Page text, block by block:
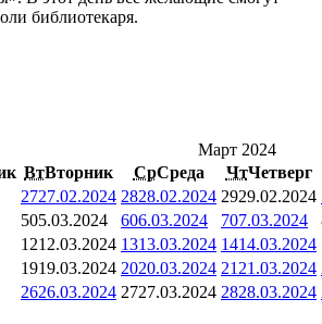
библиотекаря.
Март 2024
ВтВторник СрСреда ЧтЧетверг
2727.02.2024 2828.02.2024 2929.02.2024
505.03.2024 606.03.2024 707.03.2024
1212.03.2024 1313.03.2024 1414.03.2024
1919.03.2024 2020.03.2024 21 21.03.2024
2626.03.2024 2727.03.2024 2828.03.2024